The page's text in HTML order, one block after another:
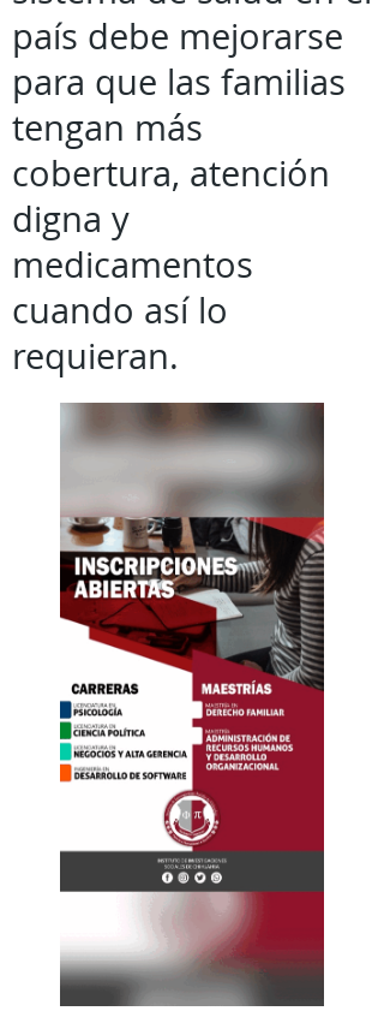
país debe mejorarse
para que las familias
tengan más
cobertura, atención
digna y
medicamentos
cuando así lo
requieran.